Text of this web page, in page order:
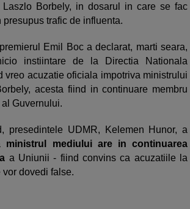
Laszlo Borbely, in dosarul in care se fac
trafic de influenta.
Emil Boc a declarat, marti seara,
instiintare de la Directia Nationala
vreo acuzatie oficiala impotriva ministrului
acesta fiind in continuare membru
Guvernului.
presedintele UDMR, Kelemen Hunor, a
ministrul mediului are in continuarea
a Uniunii - fiind convins ca acuzatiile la
dovedi false.